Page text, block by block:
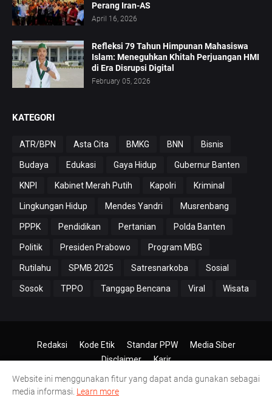
Perang Iran-AS
April 16, 2026
Refleksi 79 Tahun Himpunan Mahasiswa
Islam: Meneguhkan Khitah Perjuangan HMI
di Era Disrupsi Digital
February 05, 2026
KATEGORI
ATR/BPN Asta Cita BMKG BNN Bisnis
Budaya Edukasi Gaya Hidup Gubernur Banten
KNPI Kabinet Merah Putih Kapolri Kriminal
Lingkungan Hidup Mendes Yandri Musrenbang
PPPK Pendidikan Pertanian Polda Banten
Politik Presiden Prabowo Program MBG
Rutilahu SPMB 2025 Satresnarkoba Sosial
Sosok TPPO Tanggap Bencana Viral Wisata
© 2024-2026PT.Antero Inti Media
Redaksi Kode Etik Standar PPW
Media Siber
Disclaimer
Karir
Website ini menggunakan fitur yang dapat anda gunakan sebagai
media informasi. Learn more